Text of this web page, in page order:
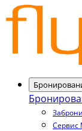
Сервис